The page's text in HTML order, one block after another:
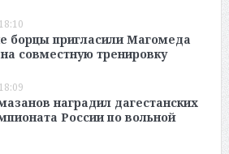
борцы пригласили Магомеда
совместную тренировку
наградил дагестанских
России по вольной